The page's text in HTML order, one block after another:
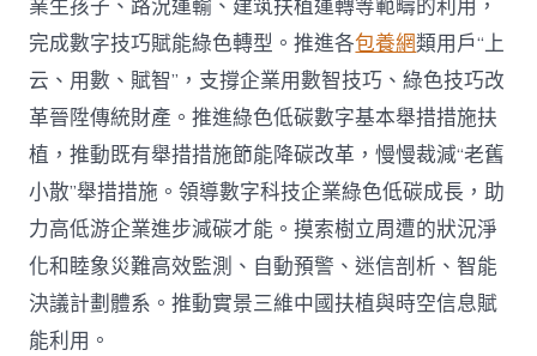
業生孩子、路況運輸、建筑扶植運轉等範疇的利用，
完成數字技巧賦能綠色轉型。推進各包養網類用戶“上
云、用數、賦智”，支撐企業用數智技巧、綠色技巧改
革晉陞傳統財產。推進綠色低碳數字基本舉措措施扶
植，推動既有舉措措施節能降碳改革，慢慢裁減“老舊
小散”舉措措施。領導數字科技企業綠色低碳成長，助
力高低游企業進步減碳才能。摸索樹立周遭的狀況淨
化和睦象災難高效監測、自動預警、迷信剖析、智能
決議計劃體系。推動實景三維中國扶植與時空信息賦
能利用。